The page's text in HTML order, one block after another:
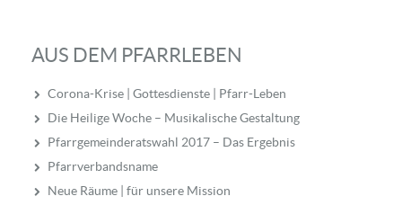
AUS DEM PFARRLEBEN
Corona-Krise | Gottesdienste | Pfarr-Leben
Die Heilige Woche – Musikalische Gestaltung
Pfarrgemeinderatswahl 2017 – Das Ergebnis
Pfarrverbandsname
Neue Räume | für unsere Mission